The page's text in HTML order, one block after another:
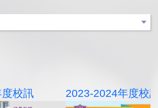
校訊 2023-2024年度校